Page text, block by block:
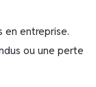
en entreprise.
ou une perte